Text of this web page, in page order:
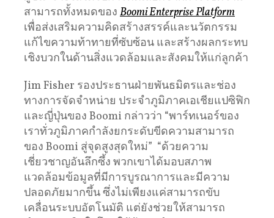
สามารถทั้งหมดของ Boomi Enterprise Platform
เพื่อส่งเสริมความคิดสร้างสรรค์และนวัตกรรม
แก้ไขความท้าทายที่ซับซ้อน และสร้างผลกระทบ
เชิงบวกในด้านสิ่งแวดล้อมและสังคมให้แก่ลูกค้า
Jim Fisher รองประธานฝ่ายพันธมิตรและช่อง
ทางการจัดจำหน่าย ประจำภูมิภาคเอเชียแปซิฟิก
และญี่ปุ่นของ Boomi กล่าวว่า “พาร์ทเนอร์ของ
เราทั่วภูมิภาคกำลังยกระดับขีดความสามารถ
ของ Boomi สู่จุดสูงสุดใหม่” “ด้วยความ
เชี่ยวชาญอันลึกซึ้ง พวกเขาได้มอบสภาพ
แวดล้อมข้อมูลที่มีการบูรณาการและมีความ
ปลอดภัยมากขึ้น ซึ่งไม่เพียงแค่สามารถขับ
เคลื่อนระบบอัตโนมัติ แต่ยังช่วยให้สามารถ